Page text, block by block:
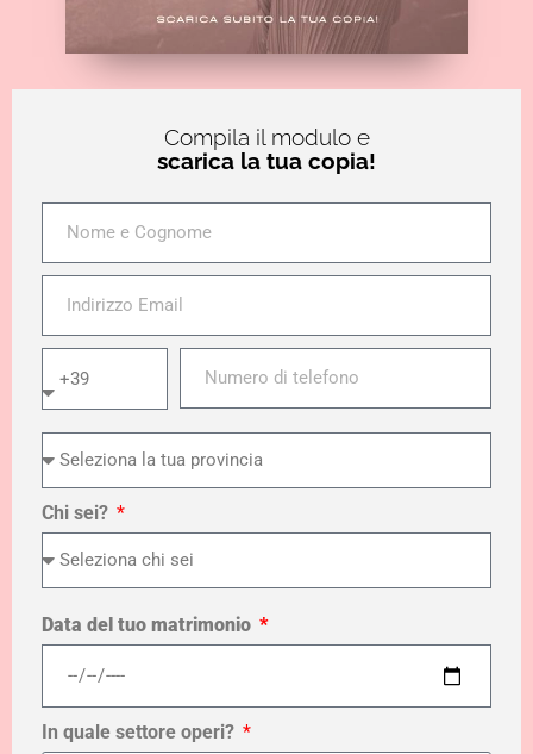
Compila il modulo e
scarica la tua copia!
Chi sei?
Data del tuo matrimonio
In quale settore operi?